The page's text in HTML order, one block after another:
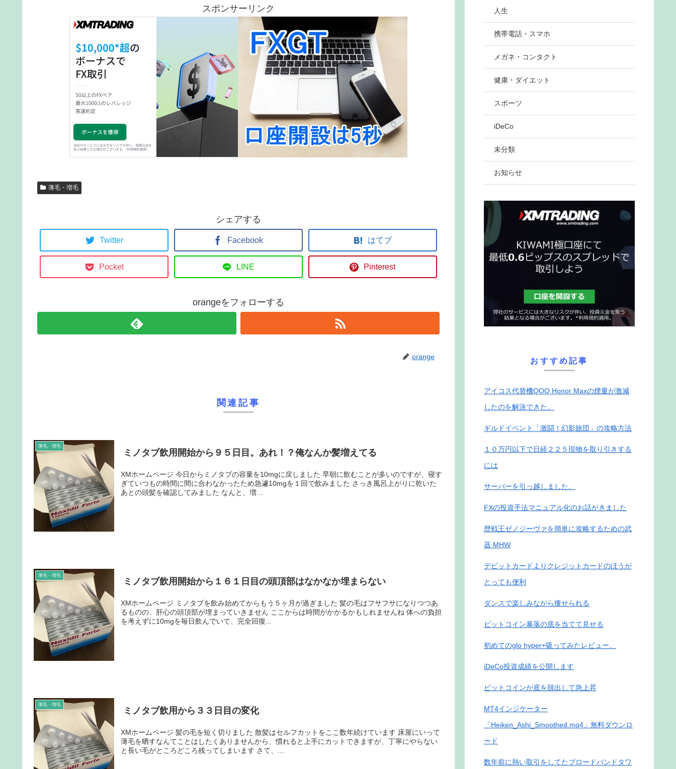
スポンサーリンク
薄毛・増毛
シェアする
Twitter Facebook はてブ
Pocket LINE Pinterest
orangeをフォローする
orange
関連記事
薄毛・増毛
ミノタブ飲用開始から９５日目。あれ！？俺なんか髪増えてる
XMホームページ 今日からミノタブの容量を10mgに戻しました 早朝に飲むことが多いのですが、寝す
ぎていつもの時間に間に合わなかったため急遽10mgを１回で飲みました さっき風呂上がりに乾いた
あとの頭髪を確認してみました なんと、増...
薄毛・増毛
ミノタブ飲用開始から１６１日目の頭頂部はなかなか埋まらない
XMホームページ ミノタブを飲み始めてからもう５ヶ月が過ぎました 髪の毛はフサフサになりつつあ
るものの、肝心の頭頂部が埋まっていきません ここからは時間がかかるかもしれませんね 体への負担
を考えずに10mgを毎日飲んでいて、完全回復...
薄毛・増毛
ミノタブ飲用から３３日目の変化
XMホームページ 髪の毛を短く切りました 散髪はセルフカットをここ数年続けています 床屋にいって
薄毛を晒すなんてことはしたくありませんから、慣れると上手にカットできますが、丁寧にやらない
と長い毛がところどころ残ってしまいます さて、...
人生
携帯電話・スマホ
メガネ・コンタクト
健康・ダイエット
スポーツ
iDeCo
未分類
お知らせ
おすすめ記事
アイコス代替機QOQ Honor Maxの煙量が激減
したのを解決できた。
ギルドイベント「激闘！幻影旅団」の攻略方法
１０万円以下で日経２２５現物を取り引きする
には
サーバーを引っ越しました。
FXの投資手法マニュアル化のお話がきました
歴戦王ゼノジーヴァを簡単に攻略するための武
器 MHW
デビットカードよりクレジットカードのほうが
とっても便利
ダンスで楽しみながら痩せられる
ビットコイン暴落の底を当てて見せる
初めてのglo hyper+吸ってみたレビュー。
iDeCo投資成績を公開します
ビットコインが底を脱出して急上昇
MT4インジケーター
「Heiken_Ashi_Smoothed.mq4」無料ダウンロ
ード
数年前に熱い取引をしてたブロードバンドタワ